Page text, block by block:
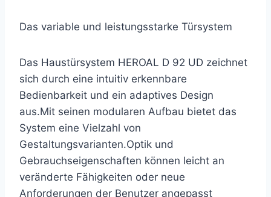
Das variable und leistungsstarke Türsystem
Das Haustürsystem HEROAL D 92 UD zeichnet
sich durch eine intuitiv erkennbare
Bedienbarkeit und ein adaptives Design
aus.Mit seinen modularen Aufbau bietet das
System eine Vielzahl von
Gestaltungsvarianten.Optik und
Gebrauchseigenschaften können leicht an
veränderte Fähigkeiten oder neue
Anforderungen der Benutzer angepasst